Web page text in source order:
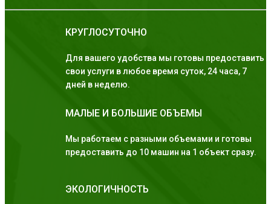
КРУГЛОСУТОЧНО
Для вашего удобства мы готовы предоставить
свои услуги в любое время суток, 24 часа, 7
дней в неделю.
МАЛЫЕ И БОЛЬШИЕ ОБЪЕМЫ
Мы работаем с разными объемами и готовы
предоставить до 10 машин на 1 объект сразу.
ЭКОЛОГИЧНОСТЬ